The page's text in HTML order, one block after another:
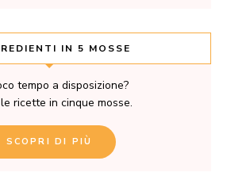
IN 5 MOSSE
tempo a disposizione?
ricette in cinque mosse.
SCOPRI DI PIÙ